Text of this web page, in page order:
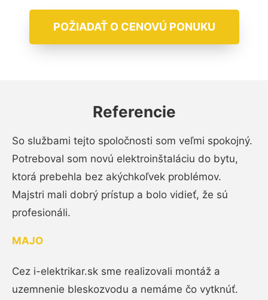
POŽIADAŤ O CENOVÚ PONUKU
Referencie
So službami tejto spoločnosti som veľmi spokojný.
Potreboval som novú elektroinštaláciu do bytu,
ktorá prebehla bez akýchkoľvek problémov.
Majstri mali dobrý prístup a bolo vidieť, že sú
profesionáli.
MAJO
Cez i-elektrikar.sk sme realizovali montáž a
uzemnenie bleskozvodu a nemáme čo vytknúť.